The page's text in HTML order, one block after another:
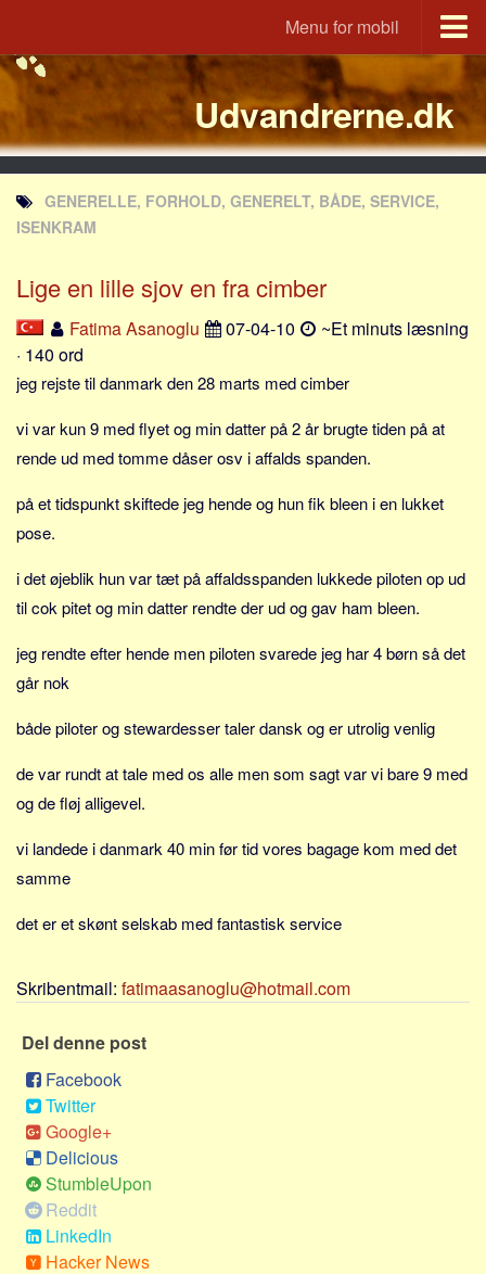
Menu for mobil
Portal
Udvandrerne.dk
Utvandrerne.no
Utvandrarna.se
Tyskland.dk
Rusland.dk
JLKM.dk
Lande
Tyrkiet
Spanien
Frankrig
Sverige
Norge
USA
Alle
Nøgleord
Bolig
Job
Virksomhed
Investering
Social sikring og sundhed
Alle
Aspekter
Køb og salg
Økonomi
Jura og regler
Skatter og afgifter
Statistik
Udvandrerne.dk
GENERELLE, FORHOLD, GENERELT, BÅDE, SERVICE,
ISENKRAM
Lige en lille sjov en fra cimber
Fatima Asanoglu 07-04-10
~Et minuts læsning
· 140 ord
jeg rejste til danmark den 28 marts med cimber
vi var kun 9 med flyet og min datter på 2 år brugte tiden på at
rende ud med tomme dåser osv i affalds spanden.
på et tidspunkt skiftede jeg hende og hun fik bleen i en lukket
pose.
i det øjeblik hun var tæt på affaldsspanden lukkede piloten op ud
til cok pitet og min datter rendte der ud og gav ham bleen.
jeg rendte efter hende men piloten svarede jeg har 4 børn så det
går nok
både piloter og stewardesser taler dansk og er utrolig venlig
de var rundt at tale med os alle men som sagt var vi bare 9 med
og de fløj alligevel.
vi landede i danmark 40 min før tid vores bagage kom med det
samme
det er et skønt selskab med fantastisk service
Skribentmail: fatimaasanoglu@hotmail.com
Del denne post
Facebook
Twitter
Google+
Delicious
StumbleUpon
Reddit
LinkedIn
Hacker News